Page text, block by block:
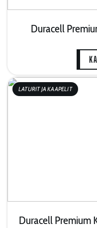
Duracell
LATURIT JA KAAPELIT
Duracell Premium